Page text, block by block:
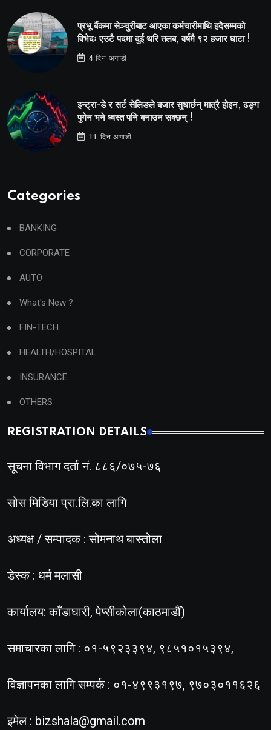
प्रभू बैंकमा सेञ्चुरीबाट आएका कर्मचारीमाथि हदैसम्मको
विभेदः एउटै पदमा दुई थरि तलब, वर्षमै ९२ हजार घाटा !
4 दिन अगाडी
इन्ट्रा-डे र सर्ट सेलिङले बजार सुधार्छन् मात्रै होइन, ढङ्ग
पुगेन भने ध्वस्त पनि बनाउन सक्छन् !
11 दिन अगाडी
Categories
BANKING
CORPORATE
AUTO
What's New ?
FIN-TECH
HEALTH/HOSPITAL
INSURANCE
OTHERS
REGISTRATION DETAILS
सूचना विभाग दर्ता नं. ८८६/०७५-७६
सोस मिडिया प्रा.लि.का लागि
अध्यक्ष / सम्पादक : सोमनाथ बास्तोला
डेस्क : धर्म मलासी
कार्यालय: काँडाघारी, पेप्सीकोला(काठमाडौं)
समाचारका लागि : ०१-५९२३३९४, ९८५१०१५३९४,
विज्ञापनका लागि सम्पर्क : ०१-४९९३१९७, ९७०३०११६२६
इमेल : bizshala@gmail.com